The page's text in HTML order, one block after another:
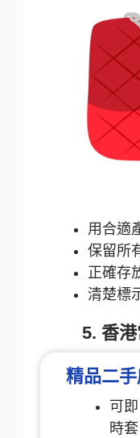
用合適
保留所
正確存
清楚標
5. 香
精品二
可即
時套